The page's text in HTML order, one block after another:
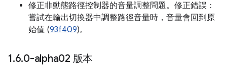
修正非動態路徑控制器的音量調整問題。修正錯誤：
嘗試在輸出切換器中調整路徑音量時，音量會回到原
始值 (93f409)。
1.6.0-alpha02 版本